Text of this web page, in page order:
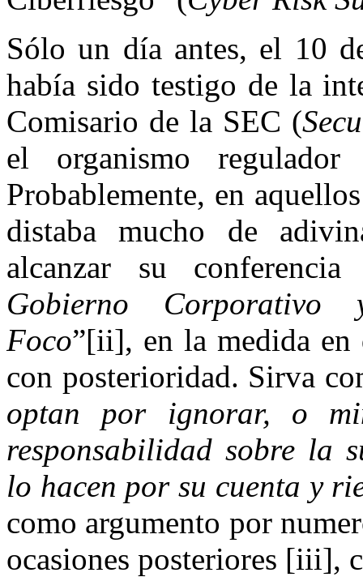
Sólo un día antes, el 10
había sido testigo de la
Comisario de la SEC (
el organismo
Probablemente, en
distaba mucho de
alcanzar su conferencia
Gobierno
Foco”[ii], en la medida en
con posterioridad. Sirva
optan por ignorar, o
responsabilidad sobre la
lo hacen por su cuenta y
como argumento por
ocasiones posteriores [iii],